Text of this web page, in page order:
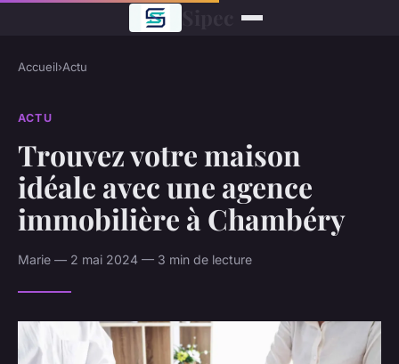
Accueil›Actu
ACTU
Trouvez votre maison
idéale avec une agence
immobilière à Chambéry
Marie — 2 mai 2024 — 3 min de lecture